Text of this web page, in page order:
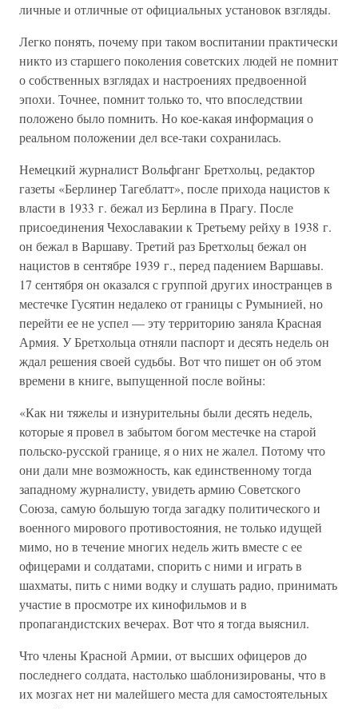
личные и отличные от официальных установок взгляды.
Легко понять, почему при таком воспитании практически
никто из старшего поколения советских людей не помнит
о собственных взглядах и настроениях предвоенной
эпохи. Точнее, помнит только то, что впоследствии
положено было помнить. Но кое-какая информация о
реальном положении дел все-таки сохранилась.
Немецкий журналист Вольфганг Бретхольц, редактор
газеты «Берлинер Тагеблатт», после прихода нацистов к
власти в 1933 г. бежал из Берлина в Прагу. После
присоединения Чехославакии к Третьему рейху в 1938 г.
он бежал в Варшаву. Третий раз Бретхольц бежал он
нацистов в сентябре 1939 г., перед падением Варшавы.
17 сентября он оказался с группой других иностранцев в
местечке Гусятин недалеко от границы с Румынией, но
перейти ее не успел — эту территорию заняла Красная
Армия. У Бретхольца отняли паспорт и десять недель он
ждал решения своей судьбы. Вот что пишет он об этом
времени в книге, выпущенной после войны:
«Как ни тяжелы и изнурительны были десять недель,
которые я провел в забытом богом местечке на старой
польско-русской границе, я о них не жалел. Потому что
они дали мне возможность, как единственному тогда
западному журналисту, увидеть армию Советского
Союза, самую большую тогда загадку политического и
военного мирового противостояния, не только идущей
мимо, но в течение многих недель жить вместе с ее
офицерами и солдатами, спорить с ними и играть в
шахматы, пить с ними водку и слушать радио, принимать
участие в просмотре их кинофильмов и в
пропагандистских вечерах. Вот что я тогда выяснил.
Что члены Красной Армии, от высших офицеров до
последнего солдата, настолько шаблонизированы, что в
их мозгах нет ни малейшего места для самостоятельных